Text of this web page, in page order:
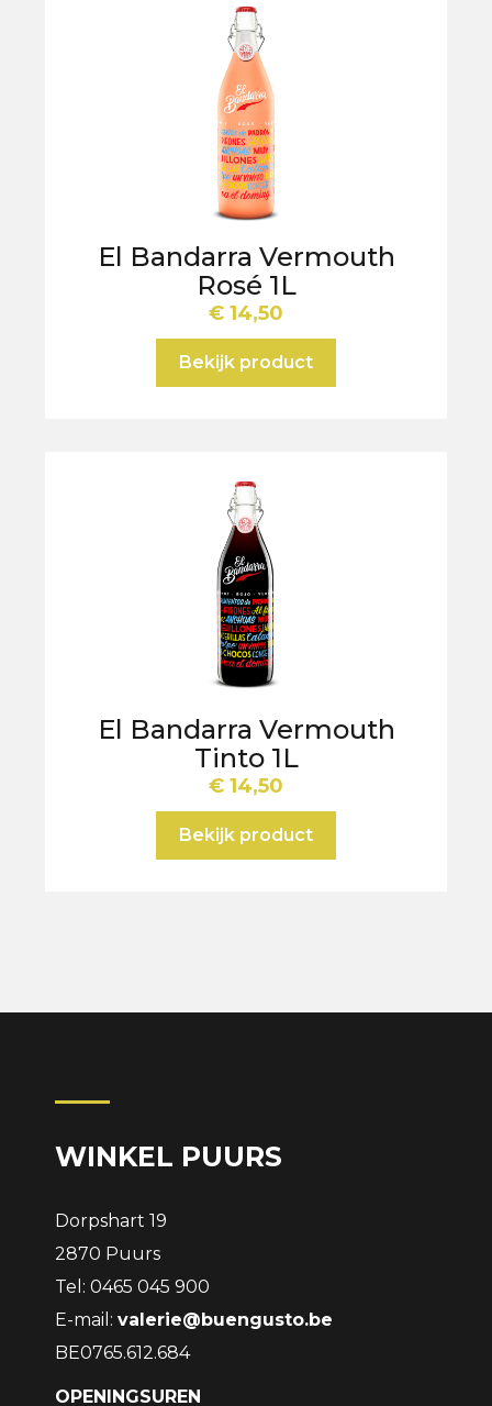
El Bandarra Vermouth
Rosé 1L
€ 14,50
Bekijk product
El Bandarra Vermouth
Tinto 1L
€ 14,50
Bekijk product
WINKEL PUURS
Dorpshart 19
2870 Puurs
Tel: 0465 045 900
E-mail: valerie@buengusto.be
BE0765.612.684
OPENINGSUREN